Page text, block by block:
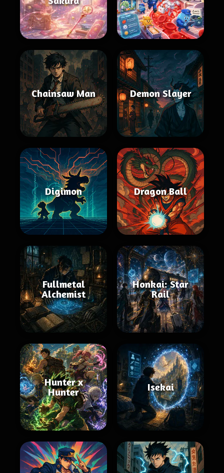
Chainsaw Man Demon Slayer
Digimon Dragon Ball
Fullmetal
Alchemist
Honkai: Star
Rail
Hunter x
Hunter
Isekai